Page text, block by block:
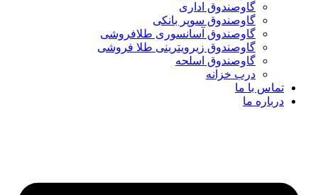
گاوصندوق اداری
گاوصندوق سوپر بانکی
گاوصندوق آسانسوری طلافروشی
گاوصندوق زیرویترینی طلا فروشی
گاوصندوق اسلحه
درب خزانه
تماس با ما
درباره ما